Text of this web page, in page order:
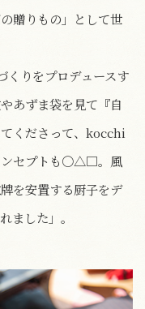
贈りもの」として世
くりをプロデュースす
あずま袋を見て『自
くださって、kocchi
ンセプトも○△□。風
を安置する厨子をデ
した」。